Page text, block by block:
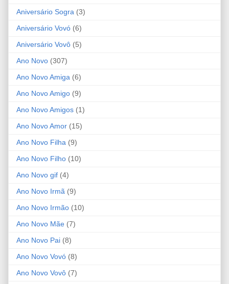
Aniversário Sogra (3)
Aniversário Vovó (6)
Aniversário Vovô (5)
Ano Novo (307)
Ano Novo Amiga (6)
Ano Novo Amigo (9)
Ano Novo Amigos (1)
Ano Novo Amor (15)
Ano Novo Filha (9)
Ano Novo Filho (10)
Ano Novo gif (4)
Ano Novo Irmã (9)
Ano Novo Irmão (10)
Ano Novo Mãe (7)
Ano Novo Pai (8)
Ano Novo Vovó (8)
Ano Novo Vovô (7)